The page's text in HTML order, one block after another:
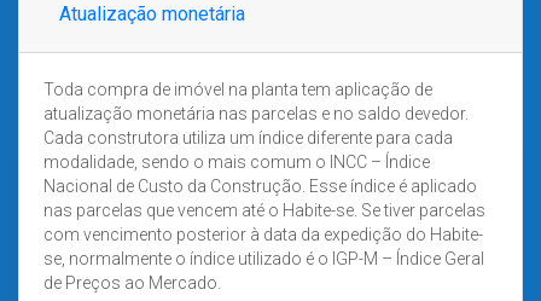
Atualização monetária
Toda compra de imóvel na planta tem aplicação de
atualização monetária nas parcelas e no saldo devedor.
Cada construtora utiliza um índice diferente para cada
modalidade, sendo o mais comum o INCC – Índice
Nacional de Custo da Construção. Esse índice é aplicado
nas parcelas que vencem até o Habite-se. Se tiver parcelas
com vencimento posterior à data da expedição do Habite-
se, normalmente o índice utilizado é o IGP-M – Índice Geral
de Preços ao Mercado.